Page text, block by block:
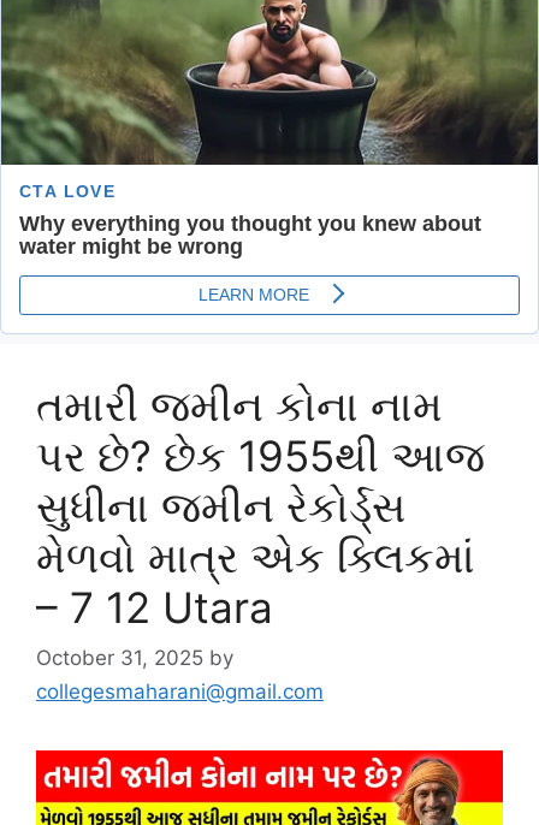
તમારી જમીન કોના નામ
પર છે? છેક 1955થી આજ
સુધીના જમીન રેકોર્ડ્સ
મેળવો માત્ર એક ક્લિકમાં
– 7 12 Utara
October 31, 2025 by
collegesmaharani@gmail.com